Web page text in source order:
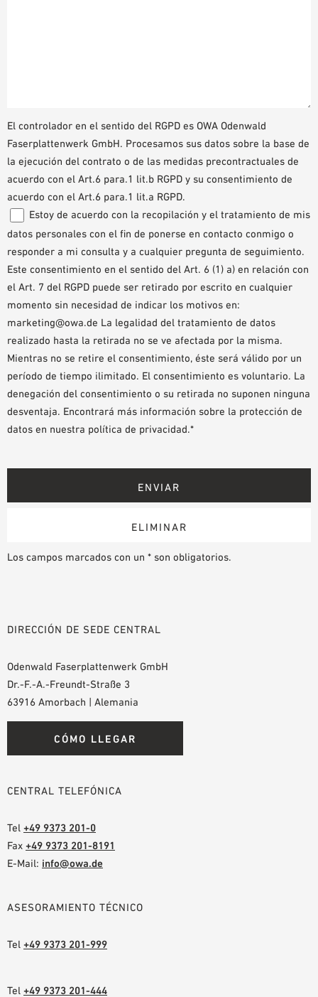
El controlador en el sentido del RGPD es OWA Odenwald
Faserplattenwerk GmbH. Procesamos sus datos sobre la base de
la ejecución del contrato o de las medidas precontractuales de
acuerdo con el Art.6 para.1 lit.b RGPD y su consentimiento de
acuerdo con el Art.6 para.1 lit.a RGPD.
Estoy de acuerdo con la recopilación y el tratamiento de mis
datos personales con el fin de ponerse en contacto conmigo o
responder a mi consulta y a cualquier pregunta de seguimiento.
Este consentimiento en el sentido del Art. 6 (1) a) en relación con
el Art. 7 del RGPD puede ser retirado por escrito en cualquier
momento sin necesidad de indicar los motivos en:
marketing@owa.de La legalidad del tratamiento de datos
realizado hasta la retirada no se ve afectada por la misma.
Mientras no se retire el consentimiento, éste será válido por un
período de tiempo ilimitado. El consentimiento es voluntario. La
denegación del consentimiento o su retirada no suponen ninguna
desventaja. Encontrará más información sobre la protección de
datos en nuestra política de privacidad.*
Los campos marcados con un * son obligatorios.
DIRECCIÓN DE SEDE CENTRAL
Odenwald Faserplattenwerk GmbH
Dr.-F.-A.-Freundt-Straße 3
63916 Amorbach | Alemania
CÓMO LLEGAR
CENTRAL TELEFÓNICA
Tel +49 9373 201-0
Fax +49 9373 201-8191
E-Mail: info@owa.de
ASESORAMIENTO TÉCNICO
Tel +49 9373 201-999
Tel +49 9373 201-444